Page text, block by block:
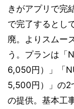
きがアプリで完
で完了するとし
廃。よりスムー
う。プランは「
6,050円）」「
5,500円）」の2
の提供。基本工